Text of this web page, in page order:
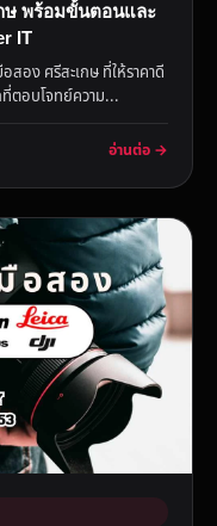
ษ พร้อมขั้นตอนและ
IT
อง ศรีสะเกษ ที่ให้ราคาดี
ตอบโจทย์ความ...
อ่านต่อ →